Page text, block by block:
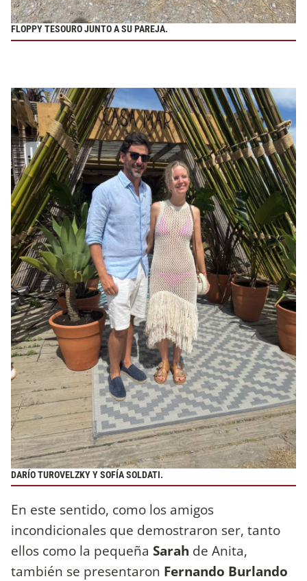
FLOPPY TESOURO JUNTO A SU PAREJA.
DARÍO TUROVELZKY Y SOFÍA SOLDATI.
En este sentido, como los amigos
incondicionales que demostraron ser, tanto
ellos como la pequeña Sarah de Anita,
también se presentaron Fernando Burlando